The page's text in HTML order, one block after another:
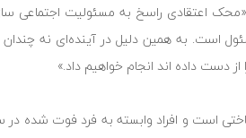
اعتقادی راسخ به مسئولیت اجتماعی
است. به همین دلیل در آینده‌ای نه
از دست داده اند انجام خواهیم داد.»
است و افراد وابسته به فرد فوت شده در